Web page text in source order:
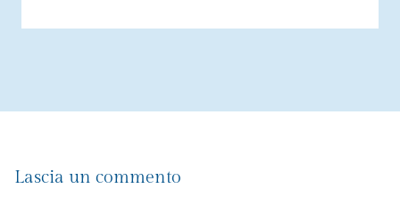
Lascia un commento